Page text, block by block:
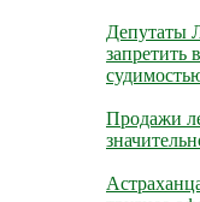
Депутаты
запретить
Продажи